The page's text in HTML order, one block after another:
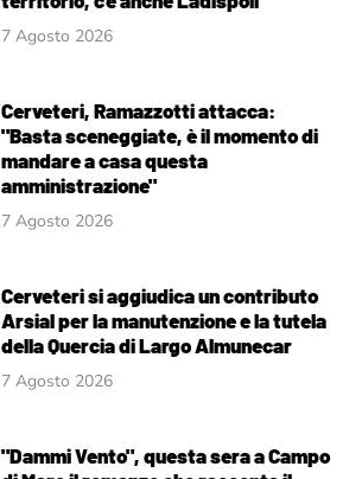
7 Agosto 2026
Cerveteri, Ramazzotti attacca:
"Basta sceneggiate, è il momento di
mandare a casa questa
amministrazione"
7 Agosto 2026
Cerveteri si aggiudica un contributo
Arsial per la manutenzione e la tutela
della Quercia di Largo Almunecar
7 Agosto 2026
"Dammi Vento", questa sera a Campo